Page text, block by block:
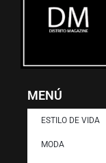
MENÚ
ESTILO DE VIDA
MODA